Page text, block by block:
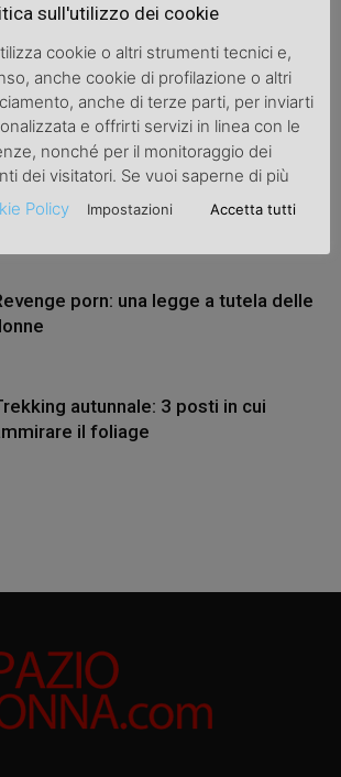
ALTRO DALL'AUTORE
salute
porn: una legge a tutela delle
autunnale: 3 posti in cui
il foliage
sull'utilizzo dei cookie
cookie o altri strumenti tecnici e,
anche cookie di profilazione o altri
anche di terze parti, per inviarti
e offrirti servizi in linea con le
nonché per il monitoraggio dei
dei visitatori. Se vuoi saperne di più
Policy Impostazioni Accetta tutti